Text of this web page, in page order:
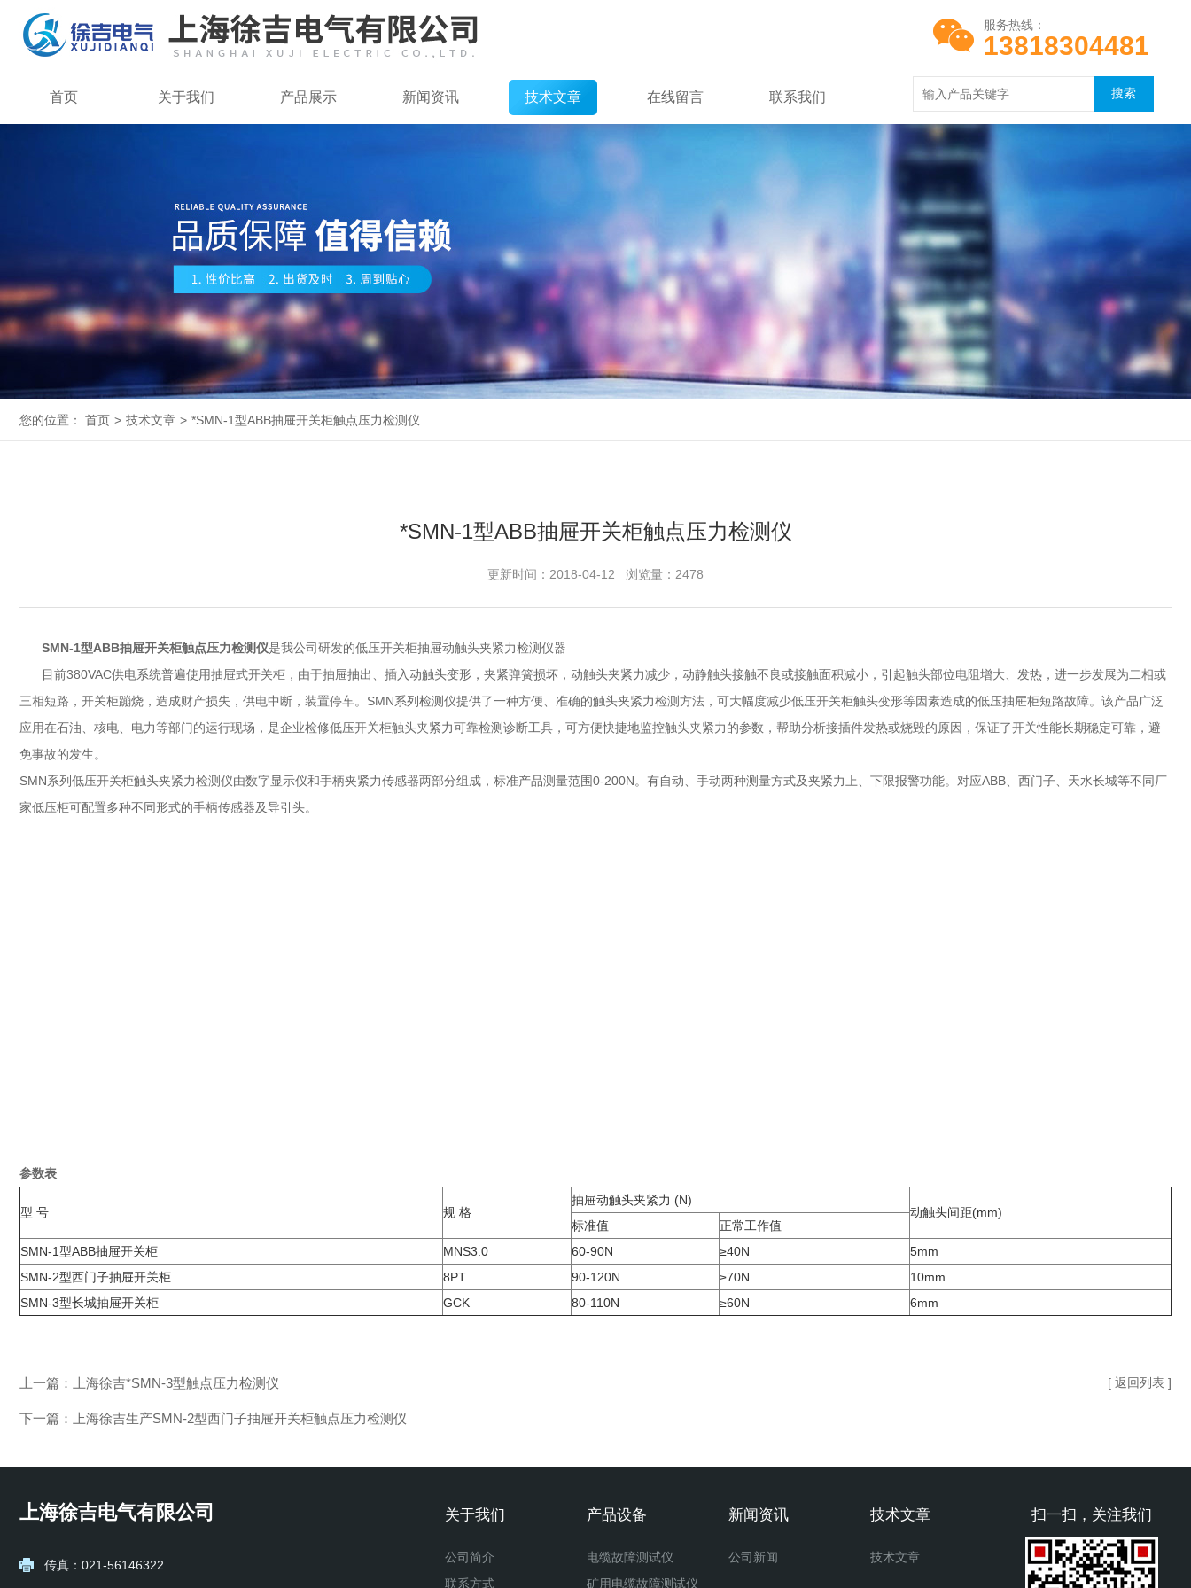
服务热线：
13818304481
首页 关于我们 产品展示 新闻资讯 技术文章 在线留言 联系我们
您的位置： 首页 > 技术文章 > *SMN-1型ABB抽屉开关柜触点压力检测仪
*SMN-1型ABB抽屉开关柜触点压力检测仪
更新时间：2018-04-12 浏览量：2478
SMN-1型ABB抽屉开关柜触点压力检测仪是我公司研发的低压开关柜抽屉动触头夹紧力检测仪器
目前380VAC供电系统普遍使用抽屉式开关柜，由于抽屉抽出、插入动触头变形，夹紧弹簧损坏，动触头夹紧力减少，动静触头接触不良或接触面积减小，引起触头部位电阻增大、发热，进一步发展为二相或
三相短路，开关柜蹦烧，造成财产损失，供电中断，装置停车。SMN系列检测仪提供了一种方便、准确的触头夹紧力检测方法，可大幅度减少低压开关柜触头变形等因素造成的低压抽屉柜短路故障。该产品广泛
应用在石油、核电、电力等部门的运行现场，是企业检修低压开关柜触头夹紧力可靠检测诊断工具，可方便快捷地监控触头夹紧力的参数，帮助分析接插件发热或烧毁的原因，保证了开关性能长期稳定可靠，避
免事故的发生。
SMN系列低压开关柜触头夹紧力检测仪由数字显示仪和手柄夹紧力传感器两部分组成，标准产品测量范围0-200N。有自动、手动两种测量方式及夹紧力上、下限报警功能。对应ABB、西门子、天水长城等不同厂
家低压柜可配置多种不同形式的手柄传感器及导引头。
参数表
型 号 规 格
抽屉动触头夹紧力 (N)
动触头间距(mm)
标准值
正常工作值
SMN-1型ABB抽屉开关柜
MNS3.0 60-90N ≥40N
5mm
SMN-2型西门子抽屉开关柜
8PT 90-120N ≥70N
10mm
SMN-3型长城抽屉开关柜
GCK 80-110N ≥60N 6mm
上一篇： 上海徐吉*SMN-3型触点压力检测仪
下一篇： 上海徐吉生产SMN-2型西门子抽屉开关柜触点压力检测仪
[ 返回列表 ]
上海徐吉电气有限公司
传真：021-56146322
扫一扫，关注我们
关于我们
公司简介
联系方式
产品设备
电缆故障测试仪
矿用电缆故障测试仪
新闻资讯
公司新闻
技术文章
技术文章